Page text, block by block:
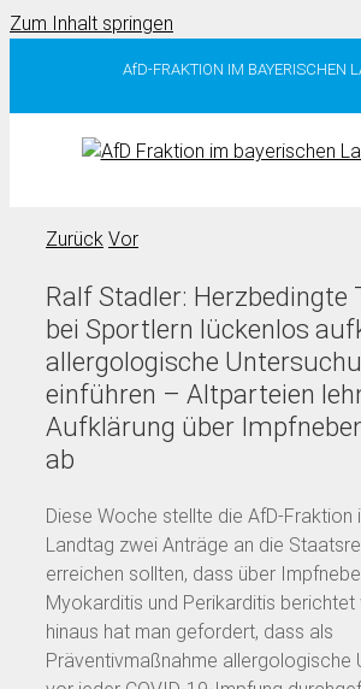
Zum Inhalt springen
AfD-FRAKTION IM BAYERISCHEN
Zurück Vor
Ralf Stadler: Herzbedingte
bei Sportlern lückenlos
allergologische
einführen – Altparteien
Aufklärung über
ab
Diese Woche stellte die AfD-Fraktion
Landtag zwei Anträge an die
erreichen sollten, dass über
Myokarditis und Perikarditis berichtet
hinaus hat man gefordert, dass als
Präventivmaßnahme allergologische